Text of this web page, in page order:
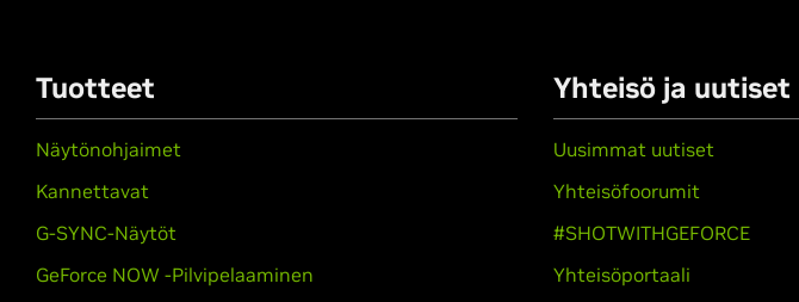
Tuotteet
Näytönohjaimet
Kannettavat
G-SYNC-Näytöt
GeForce NOW -Pilvipelaaminen
Yhteisö ja uutiset
Uusimmat uutiset
Yhteisöfoorumit
#SHOTWITHGEFORCE
Yhteisöportaali